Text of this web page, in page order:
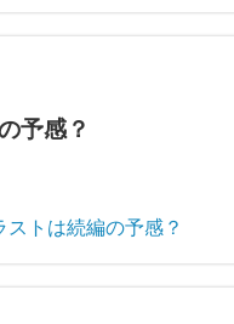
予感？